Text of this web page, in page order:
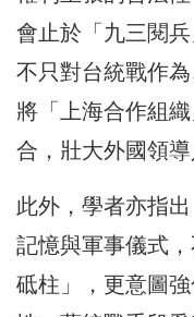
會止於「九三閱
不只對台統戰作
將「上海合作組
合，壯大外國領導
此外，學者亦指
記憶與軍事儀式
砥柱」，更意圖